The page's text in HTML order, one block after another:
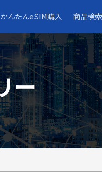
かんたんeSIM購入 商品検索
ー